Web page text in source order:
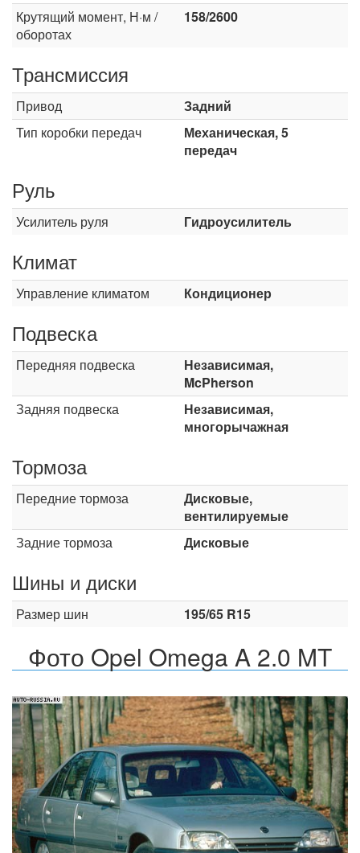
Крутящий момент, Н·м /
оборотах
158/2600
Трансмиссия
Привод
Задний
Тип коробки передач
Механическая, 5
передач
Руль
Усилитель руля Гидроусилитель
Климат
Управление климатом Кондиционер
Подвеска
Передняя подвеска
Независимая,
McPherson
Задняя подвеска
Независимая,
многорычажная
Тормоза
Передние тормоза
Дисковые,
вентилируемые
Задние тормоза
Дисковые
Шины и диски
Размер шин 195/65 R15
Фото Opel Omega A 2.0 MT
Назад